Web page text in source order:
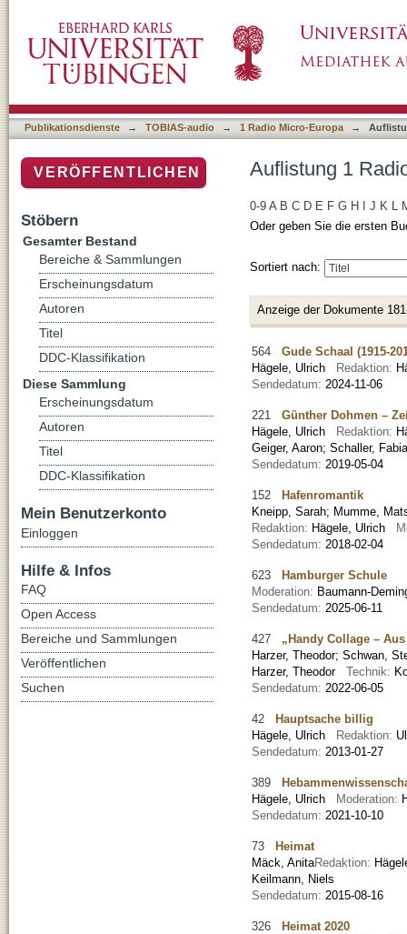
Publikationsdienste → TOBIAS-audio → 1 Radio Micro-Europa →
Auflistung 1
0-9 A B C D E F G H J K L
Oder geben Sie die ersten
Sortiert nach:
Anzeige der Dokumente
564 Gude Schaal (1915-
Hägele, Ulrich
Redaktion:
Sendedatum: 2024-11-06
221 Günther Dohmen –
Hägele, Ulrich
Redaktion:
Geiger, Aaron; Schaller,
Sendedatum: 2019-05-04
152 Hafenromantik
Kneipp, Sarah; Mumme,
Redaktion: Hägele, Ulrich
Sendedatum: 2018-02-04
623 Hamburger Schule
Moderation: Baumann-
Sendedatum: 2025-06-11
427 „Handy Collage –
Harzer, Theodor; Schwan,
Harzer, Theodor Technik:
Sendedatum: 2022-06-05
42 Hauptsache billig
Hägele, Ulrich
Redaktion:
Sendedatum: 2013-01-27
389
Hägele, Ulrich
Moderation:
Sendedatum: 2021-10-10
73 Heimat
Mäck, AnitaRedaktion:
Keilmann, Niels
Sendedatum: 2015-08-16
326 Heimat 2020
VERÖFFENTLICHEN
Stöbern
Gesamter Bestand
Bereiche & Sammlungen
Erscheinungsdatum
Autoren
Titel
DDC-Klassifikation
Diese Sammlung
Erscheinungsdatum
Autoren
Titel
DDC-Klassifikation
Mein Benutzerkonto
Einloggen
Hilfe & Infos
FAQ
Open Access
Bereiche und Sammlungen
Veröffentlichen
Suchen